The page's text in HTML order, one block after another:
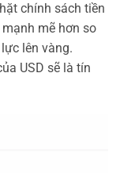
chính sách tiền
mẽ hơn so
lên vàng.
USD sẽ là tín